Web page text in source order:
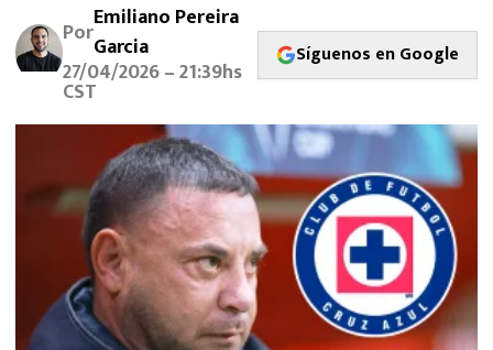
MEXICANOS EN EL EXTRANJERO
FUTBOL ESTUFA
BOXEO
NFL
PorEmiliano Pereira
Garcia
27/04/2026 – 21:39hs
CST
Síguenos en Google